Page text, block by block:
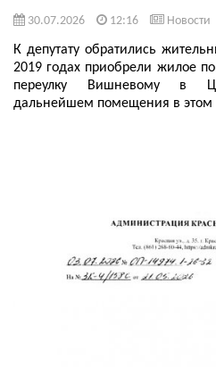
30.07.2026 12:16 Новости
К депутату обратились
2019 годах приобрели жилое
переулку Вишневому в
дальнейшем помещения в этом